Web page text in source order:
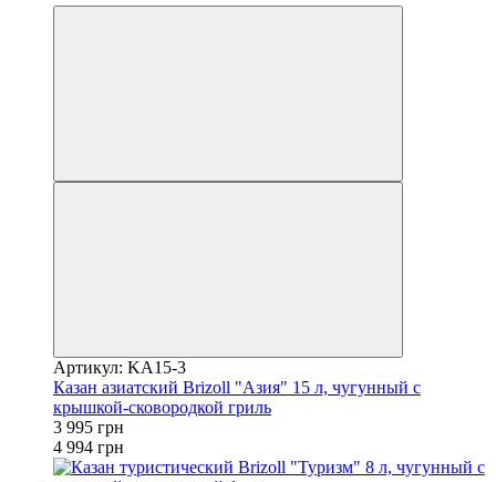
Артикул: KA15-3
Казан азиатский Brizoll "Азия" 15 л, чугунный с
крышкой-сковородкой гриль
3 995 грн
4 994 грн